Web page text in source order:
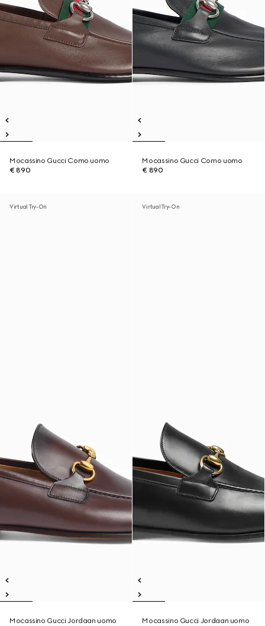
Mocassino Gucci Como uomo
€ 890
Mocassino Gucci Como uomo
€ 890
Virtual Try-On
Mocassino Gucci Jordaan uomo
Virtual Try-On
Mocassino Gucci Jordaan uomo